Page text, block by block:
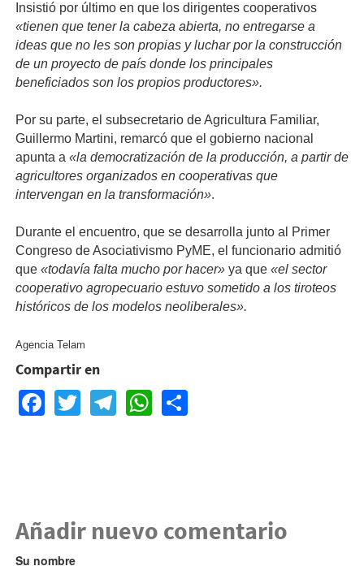
Insistió por último en que los dirigentes cooperativos
«tienen que tener la cabeza abierta, no entregarse a
ideas que no les son propias y luchar por la construcción
de un proyecto de país donde los principales
beneficiados son los propios productores».
Por su parte, el subsecretario de Agricultura Familiar,
Guillermo Martini, remarcó que el gobierno nacional
apunta a «la democratización de la producción, a partir de
agricultores organizados en cooperativas que
intervengan en la transformación».
Durante el encuentro, que se desarrolla junto al Primer
Congreso de Asociativismo PyME, el funcionario admitió
que «todavía falta mucho por hacer» ya que «el sector
cooperativo agropecuario estuvo sometido a los tiroteos
históricos de los modelos neoliberales».
Agencia Telam
Compartir en
Facebook
TwitterTelegram
WhatsApp
Share
Añadir nuevo comentario
Su nombre